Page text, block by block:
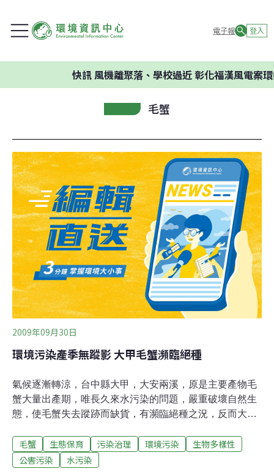
電子報 登入
快訊風機離聚落、學校過近 彰化福漢風電案環委
毛蟹
2009年09月30日
環境污染產季無蹤影 大甲毛蟹瀕臨絕種
氣候逐漸轉涼，台中縣大甲，大安兩溪，原是主要產物毛
蟹大量出產期，唯長久來水污染的問題，嚴重破壞自然生
態，使毛蟹失去蹤跡而缺貨，有瀕臨絕種之況，反而大陸
然生態受危害問題。台中縣大甲及大安兩溪流生產的毛
蟹，到了冬天氣涼爽時節，就長得特別肥卵又多，開時大
毛蟹 生態保育 污染治理 環境污染
生物多樣性
公害污染
水污染